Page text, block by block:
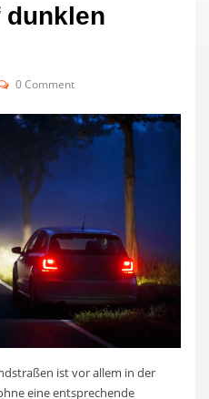
dunklen
0 Comment
ist vor allem in der
eine entsprechende